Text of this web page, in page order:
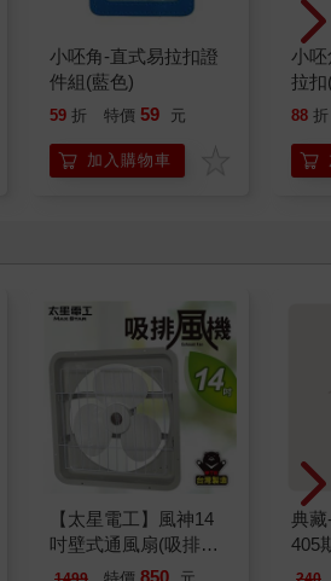
小呸角-直式易拉扣證
件組(藍色)
59 折 特價 59 元
加入購物車
小
拉
88 折
【太星電工】風神14
吋壁式通風扇(吸排風
機)
典藏
405